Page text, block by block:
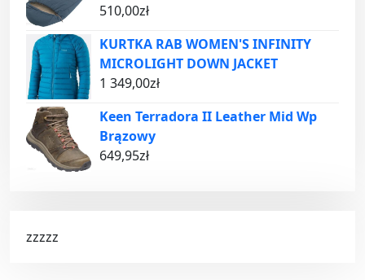
510,00zł
KURTKA RAB WOMEN'S INFINITY
MICROLIGHT DOWN JACKET
1 349,00zł
Keen Terradora II Leather Mid Wp
Brązowy
649,95zł
zzzzz